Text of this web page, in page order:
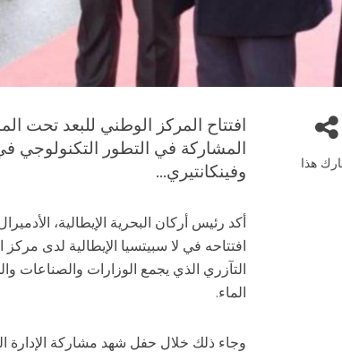
هذا
افتتاح المركز الوطني للبعد تحت
المشاركة في التطور التكنولوجي
وفينكانتيري...
أكد رئيس أركان البحرية الإيطالية،
افتتاحه في لا سبيتسيا الإيطالية لدى
التآزري الذي يجمع الوزارات والصناعات
الماء.
وجاء ذلك خلال حفل شهد مشاركة الإدارة